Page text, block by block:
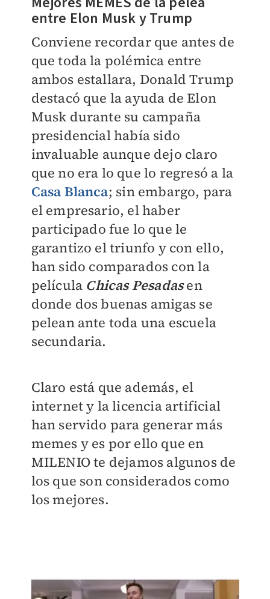
entre Elon Musk y Trump
Conviene recordar que antes de
que toda la polémica entre
ambos estallara, Donald Trump
destacó que la ayuda de Elon
Musk durante su campaña
presidencial había sido
invaluable aunque dejo claro
que no era lo que lo regresó a la
Casa Blanca; sin embargo, para
el empresario, el haber
participado fue lo que le
garantizo el triunfo y con ello,
han sido comparados con la
película Chicas Pesadasen
donde dos buenas amigas se
pelean ante toda una escuela
secundaria.
Claro está que además, el
internet y la licencia artificial
han servido para generar más
memes y es por ello que en
MILENIOte dejamos algunos de
los que son considerados como
los mejores.